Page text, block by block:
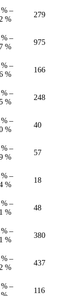
–
%
279
–
%
975
–
%
166
–
%
248
–
%
40
–
%
57
–
%
18
–
%
48
–
%
380
–
%
437
–
116